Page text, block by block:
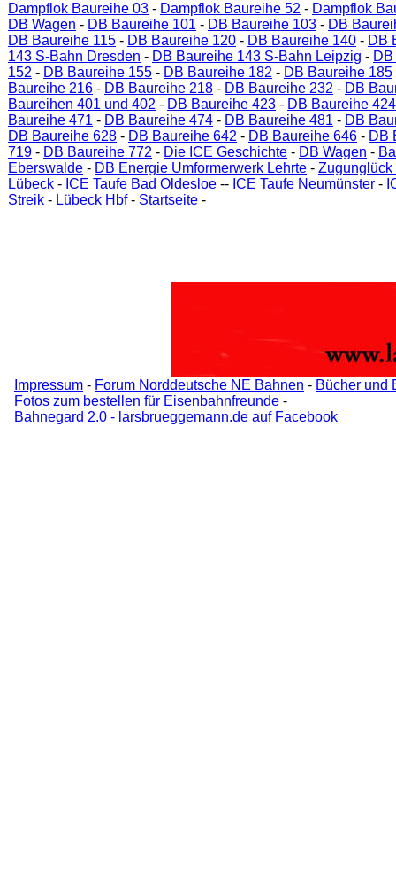
Dampflok Baureihe 03 - Dampflok Baureihe 52 - Dampflok
DB Wagen - DB Baureihe 101 - DB Baureihe 103 - DB
DB Baureihe 115 - DB Baureihe 120 - DB Baureihe 140 - DB
143 S-Bahn Dresden - DB Baureihe 143 S-Bahn Leipzig -
152 - DB Baureihe 155 - DB Baureihe 182 - DB Baureihe 185
Baureihe 216 - DB Baureihe 218 - DB Baureihe 232 - DB
Baureihen 401 und 402 - DB Baureihe 423 - DB Baureihe 424
Baureihe 471 - DB Baureihe 474 - DB Baureihe 481 - DB
DB Baureihe 628 - DB Baureihe 642 - DB Baureihe 646 - DB
719 - DB Baureihe 772 - Die ICE Geschichte - DB Wagen -
Eberswalde - DB Energie Umformerwerk Lehrte - Zugunglück
Lübeck - ICE Taufe Bad Oldesloe -- ICE Taufe Neumünster -
Streik - Lübeck Hbf- Startseite -
Impressum - Forum Norddeutsche NE Bahnen - Bücher und
Fotos zum bestellen für Eisenbahnfreunde -
Bahnegard 2.0 - larsbrueggemann.de auf Facebook